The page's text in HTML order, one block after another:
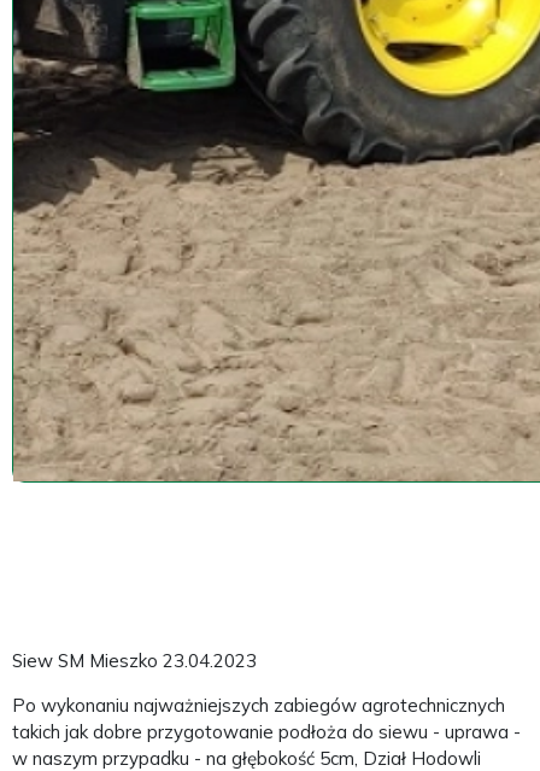
Siew SM Mieszko 23.04.2023
Po wykonaniu najważniejszych zabiegów agrotechnicznych
takich jak dobre przygotowanie podłoża do siewu - uprawa -
w naszym przypadku - na głębokość 5cm, Dział Hodowli